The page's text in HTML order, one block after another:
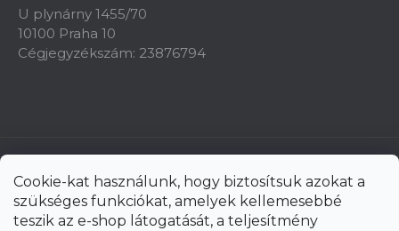
Cookie-kat használunk, hogy biztosítsuk azokat a
szükséges funkciókat, amelyek kellemesebbé
teszik az e-shop látogatását, a teljesítmény
U plynárny 1455/70
10100 Praha 10
Cégjegyzékszám: 23876794